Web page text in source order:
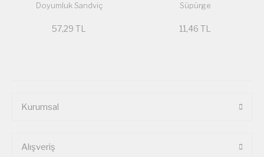
Doyumluk Sandviç
57,29 TL
Süpürge
11,46 TL
Kurumsal
Alışveriş